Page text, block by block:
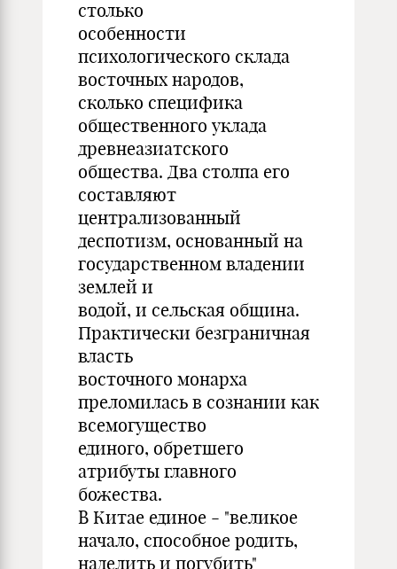
столько
особенности
психологического склада
восточных народов,
сколько специфика
общественного уклада
древнеазиатского
общества. Два столпа его
составляют
централизованный
деспотизм, основанный на
государственном владении
землей и
водой, и сельская община.
Практически безграничная
власть
восточного монарха
преломилась в сознании как
всемогущество
единого, обретшего
атрибуты главного
божества.
В Китае единое - "великое
начало, способное родить,
наделить и погубить"